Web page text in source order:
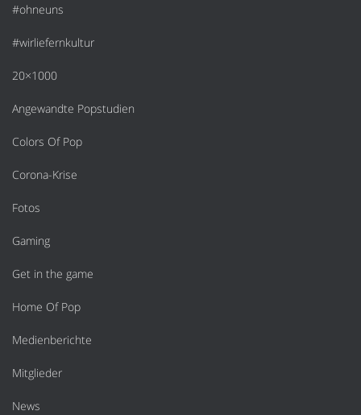
#ohneuns
#wirliefernkultur
20×1000
Angewandte Popstudien
Colors Of Pop
Corona-Krise
Fotos
Gaming
Get in the game
Home Of Pop
Medienberichte
Mitglieder
News